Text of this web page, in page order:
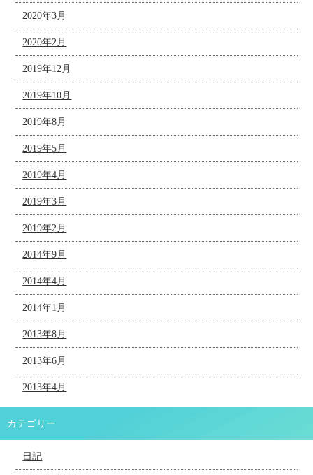
2020年3月
2020年2月
2019年12月
2019年10月
2019年8月
2019年5月
2019年4月
2019年3月
2019年2月
2014年9月
2014年4月
2014年1月
2013年8月
2013年6月
2013年4月
カテゴリー
日記